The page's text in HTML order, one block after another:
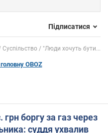
Підписатися
Суспільство "Люди хочуть бути...
OBOZ
боргу за газ через
суддя ухвалив